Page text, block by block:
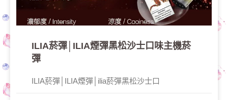
ILIA菸彈│ILIA煙彈黑松沙士口味主機菸
彈
ILIA菸彈│ILIA煙彈│ilia菸彈黑松沙士口